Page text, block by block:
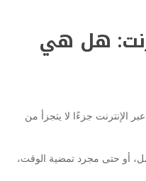
هل هي
الإنترنت جزءًا لا يتجزأ من
أو حتى مجرد تمضية الوقت،